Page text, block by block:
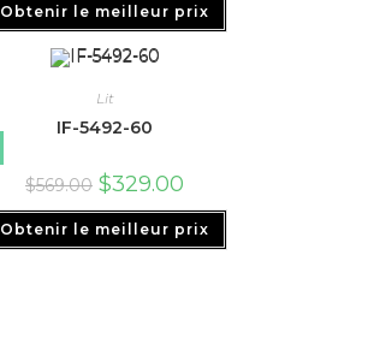
Obtenir le meilleur prix
Lit
IF-5492-60
$569.00 $329.00
Obtenir le meilleur prix